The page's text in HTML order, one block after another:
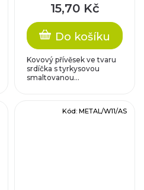
15,70 Kč
Do košíku
Kovový přívěsek ve tvaru
srdíčka s tyrkysovou
smaltovanou...
Kód: METAL/W11/AS